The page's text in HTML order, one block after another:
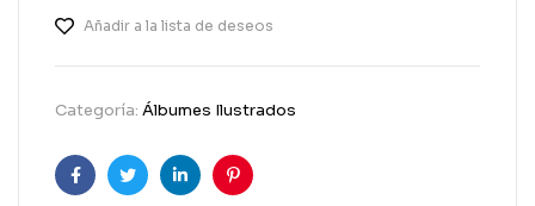
Añadir a la lista de deseos
Categoría: Álbumes Ilustrados
FacebookGorjeoLinkedInPinterest